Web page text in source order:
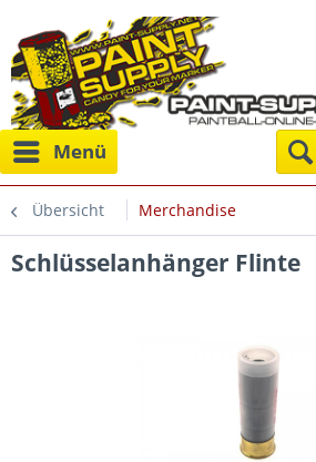
Menü
Übersicht Merchandise
Schlüsselanhänger Flinte